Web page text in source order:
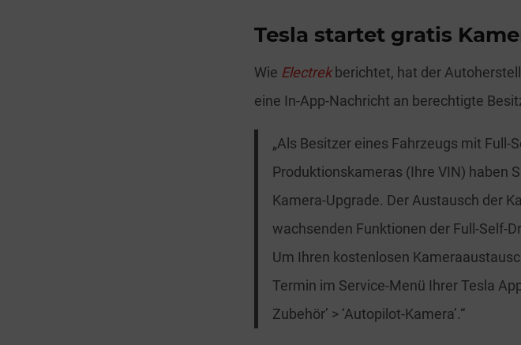
Tesla startet gratis
Wie Electrekberichtet, hat der
eine In-App-Nachricht an berechtigte
„Als Besitzer eines Fahrzeugs mit Full-
Produktionskameras (Ihre VIN) haben
Kamera-Upgrade. Der Austausch der
wachsenden Funktionen der Full-Self-
Um Ihren kostenlosen
Termin im Service-Menü Ihrer Tesla
Zubehör’ > ‘Autopilot-Kamera’.“